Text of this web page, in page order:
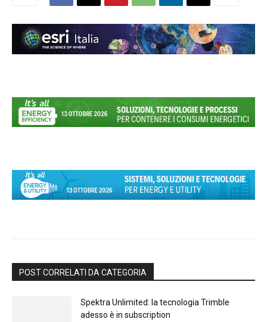
POST CORRELATI DA CATEGORIA
Spektra Unlimited: la tecnologia Trimble
adesso è in subscription